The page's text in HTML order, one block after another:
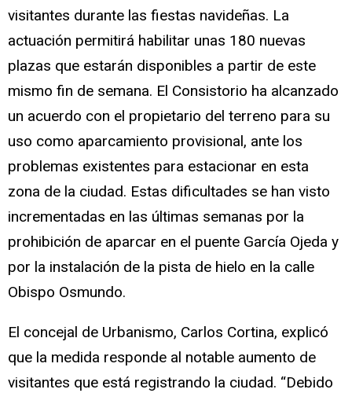
visitantes durante las fiestas navideñas. La
actuación permitirá habilitar unas 180 nuevas
plazas que estarán disponibles a partir de este
mismo fin de semana. El Consistorio ha alcanzado
un acuerdo con el propietario del terreno para su
uso como aparcamiento provisional, ante los
problemas existentes para estacionar en esta
zona de la ciudad. Estas dificultades se han visto
incrementadas en las últimas semanas por la
prohibición de aparcar en el puente García Ojeda y
por la instalación de la pista de hielo en la calle
Obispo Osmundo.
El concejal de Urbanismo, Carlos Cortina, explicó
que la medida responde al notable aumento de
visitantes que está registrando la ciudad. “Debido